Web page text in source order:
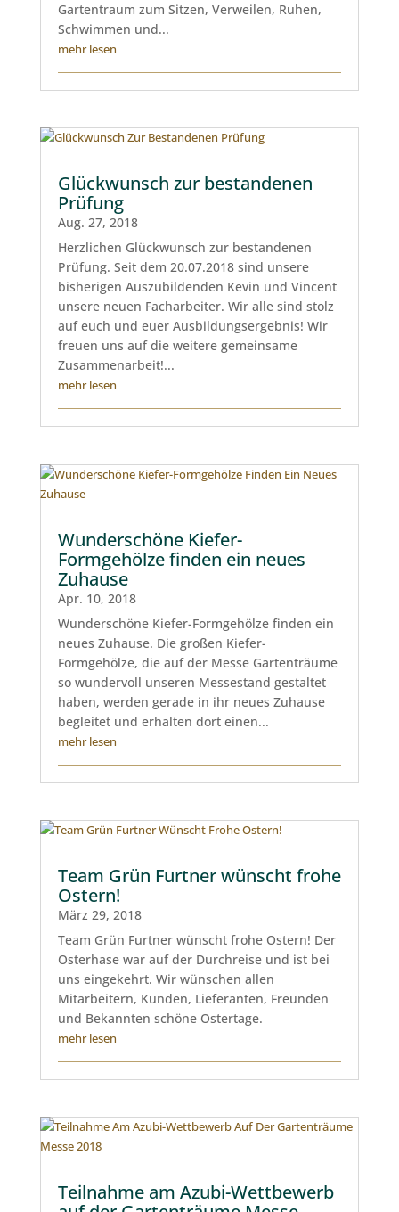
Gartentraum zum Sitzen, Verweilen, Ruhen,
Schwimmen und...
mehr lesen
Glückwunsch zur bestandenen
Prüfung
Aug. 27, 2018
Herzlichen Glückwunsch zur bestandenen
Prüfung. Seit dem 20.07.2018 sind unsere
bisherigen Auszubildenden Kevin und Vincent
unsere neuen Facharbeiter. Wir alle sind stolz
auf euch und euer Ausbildungsergebnis! Wir
freuen uns auf die weitere gemeinsame
Zusammenarbeit!...
mehr lesen
Wunderschöne Kiefer-
Formgehölze finden ein neues
Zuhause
Apr. 10, 2018
Wunderschöne Kiefer-Formgehölze finden ein
neues Zuhause. Die großen Kiefer-
Formgehölze, die auf der Messe Gartenträume
so wundervoll unseren Messestand gestaltet
haben, werden gerade in ihr neues Zuhause
begleitet und erhalten dort einen...
mehr lesen
Team Grün Furtner wünscht frohe
Ostern!
März 29, 2018
Team Grün Furtner wünscht frohe Ostern! Der
Osterhase war auf der Durchreise und ist bei
uns eingekehrt. Wir wünschen allen
Mitarbeitern, Kunden, Lieferanten, Freunden
und Bekannten schöne Ostertage.
mehr lesen
Teilnahme am Azubi-Wettbewerb